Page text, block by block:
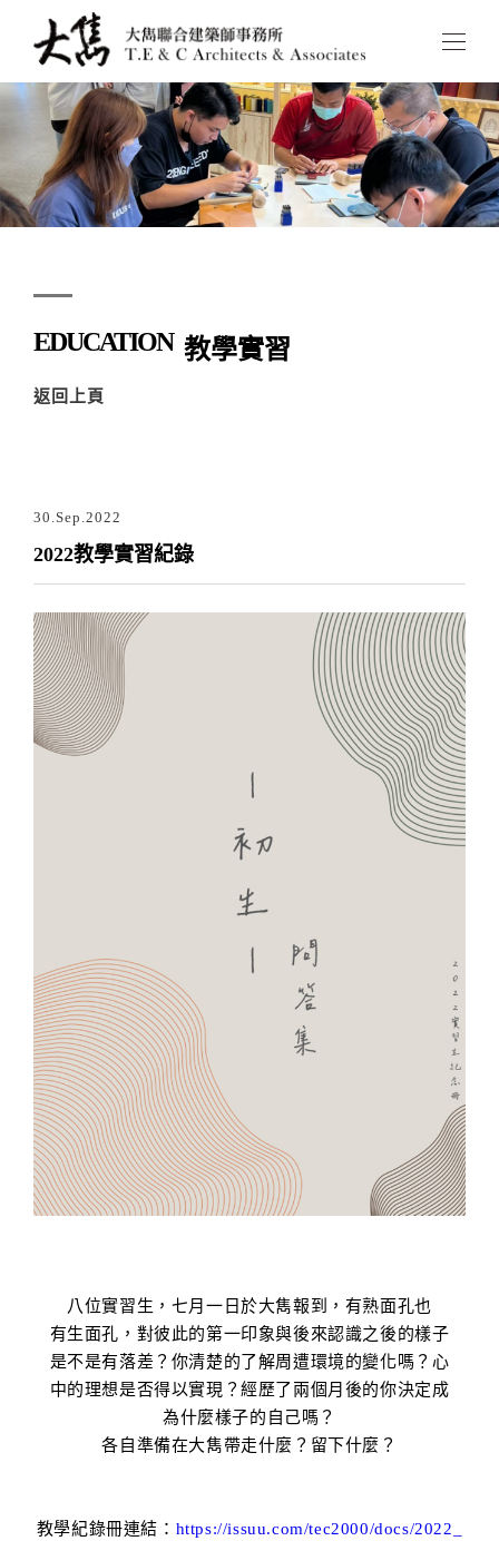
EDUCATION 教學實習
返回上頁
30.Sep.2022
2022教學實習紀錄
八位實習生，七月一日於大雋報到，有熟面孔也
有生面孔，對彼此的第一印象與後來認識之後的樣子
是不是有落差？你清楚的了解周遭環境的變化嗎？心
中的理想是否得以實現？經歷了兩個月後的你決定成
為什麼樣子的自己嗎？
各自準備在大雋帶走什麼？留下什麼？
教學紀錄冊連結： https://issuu.com/tec2000/docs/2022_